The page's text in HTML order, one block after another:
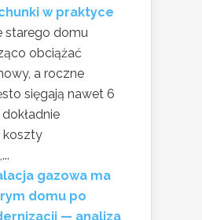
w praktyce
starego domu
obciążać
a roczne
sięgają nawet 6
koszty
gazowa ma
domu po
— analiza